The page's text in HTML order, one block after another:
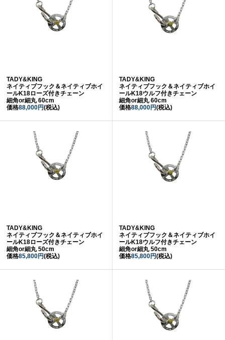
TADY&KING
ネイティブフック＆ネイティブホイ
ールK18ローズ付きチェーン
細角or細丸 60cm
価格88,000円(税込)
TADY&KING
ネイティブフック＆ネイティブホイ
ールK18ウルフ付きチェーン
細角or細丸 60cm
価格88,000円(税込)
TADY&KING
ネイティブフック＆ネイティブホイ
ールK18ローズ付きチェーン
細角or細丸 50cm
価格85,800円(税込)
TADY&KING
ネイティブフック＆ネイティブホイ
ールK18ウルフ付きチェーン
細角or細丸 50cm
価格85,800円(税込)